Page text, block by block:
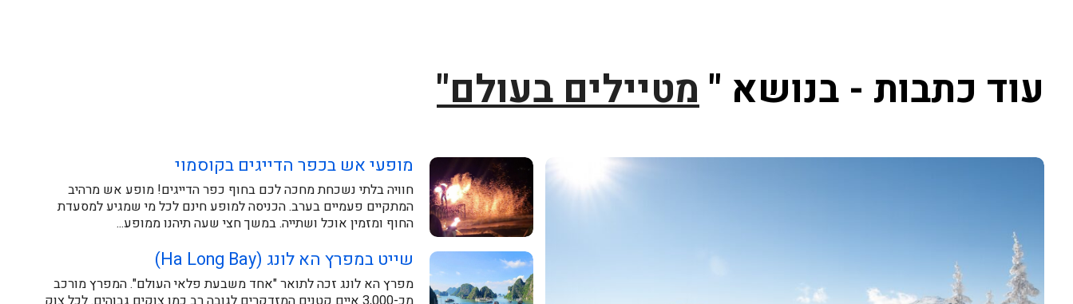
עוד כתבות - בנושא "מטיילים בעולם"
מופעי אש בכפר הדייגים בקוסמוי
חוויה בלתי נשכחת מחכה לכם בחוף כפר הדייגים! מופע אש מרהיב
המתקיים פעמיים בערב. הכניסה למופע חינם לכל מי שמגיע למסעדת
החוף ומזמין אוכל ושתייה. במשך חצי שעה תיהנו ממופע...
שייט במפרץ הא לונג (Ha Long Bay)
מפרץ הא לונג זכה לתואר "אחד משבעת פלאי העולם". המפרץ מורכב